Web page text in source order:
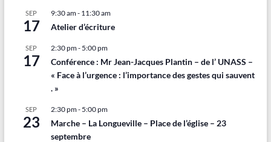
SEP
17
9:30 am- 11:30 am
Atelier d’écriture
SEP
17
2:30 pm- 5:00 pm
Conférence : Mr Jean-Jacques Plantin – de l’ UNASS –
« Face à l’urgence : l’importance des gestes qui sauvent
. »
SEP
23
2:30 pm- 5:00 pm
Marche – La Longueville – Place de l’église – 23
septembre